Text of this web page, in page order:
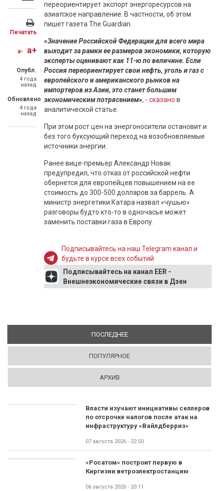
Печатать
a- a+
Опубл.
4 года
назад
Обновлено
4 года
назад
переориентирует экспорт энергоресурсов на
азиатское направление. В частности, об этом
пишет газета The Guardian.
«Значение Российской Федерации для всего мира
выходит за рамки ее размеров экономики, которую
эксперты оценивают как 11-ю по величине. Если
Россия переориентирует свои нефть, уголь и газ с
европейского и американского рынков на
импортеров из Азии, это станет большим
экономическим потрясением», - сказано в
аналитической статье.
При этом рост цен на энергоносители остановит и
без того буксующий переход на возобновляемые
источники энергии.
Ранее вице-премьер Александр Новак
предупредил, что отказ от российской нефти
обернется для европейцев повышением на ее
стоимость до 300-500 долларов за баррель. А
министр энергетики Катара назвал «чушью»
разговоры будто кто-то в одночасье может
заменить поставки газа в Европу.
Подписывайтесь на наш Telegram канал и
будьте в курсе всех событий
Подписывайтесь на канал EER -
Внешнеэкономические связи в Дзен
ПОСЛЕДНЕЕ(АКТИВНАЯ ВКЛАДКА)
ПОПУЛЯРНОЕ
АРХИВ
Власти изучают инициативы селлеров
по отсрочке налогов после атак на
инфраструктуру «Вайлдберриз»
07 августа 2026 - 22:50
«Росатом» построит первую в
Киргизии ветроэлектростанцию
06 августа 2026 - 20:11